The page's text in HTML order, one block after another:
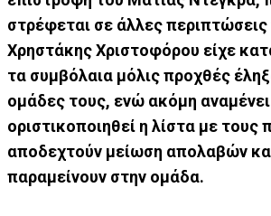
στρέφεται σε άλλες
Χρηστάκης Χριστοφόρου είχε
τα συμβόλαια μόλις προχθές
ομάδες τους, ενώ ακόμη
οριστικοποιηθεί η λίστα με τους
αποδεχτούν μείωση απολαβών
παραμείνουν στην ομάδα.